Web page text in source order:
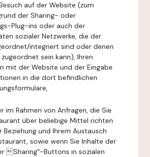
auf der Website (zum
der Sharing- oder
Plug-ins oder auch der
sozialer Netzwerke, die der
integriert sind oder denen
sein kann), Ihren
mit der Website und der Eingabe
in die dort befindlichen
im Rahmen von Anfragen, die Sie
über beliebige Mittel richten
Beziehung und Ihrem Austausch
sowie wenn Sie Inhalte der
Sharing"-Buttons in sozialen